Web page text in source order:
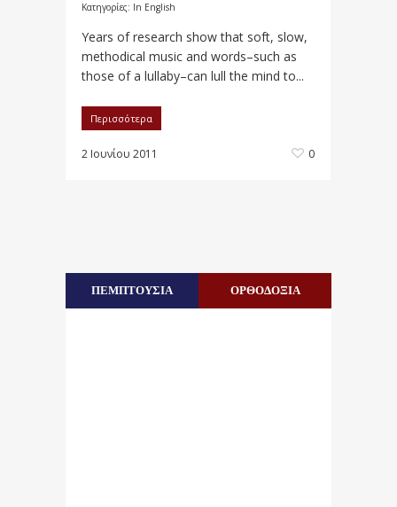
Κατηγορίες: In English
Years of research show that soft, slow,
methodical music and words–such as
those of a lullaby–can lull the mind to...
Περισσότερα
2 Ιουνίου 2011 0
ΠΕΜΠΤΟΥΣΙΑ ΟΡΘΟΔΟΞΙΑ